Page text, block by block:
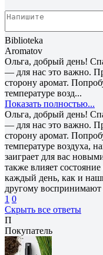
Biblioteka
Aromatov
Ольга, добрый день!
— для нас это важно.
сторону аромат.
температуре возд...
Показать полностью...
Ольга, добрый день!
— для нас это важно.
сторону аромат.
температуре воздуха,
заиграет для вас
также влияет
каждый день, как и
другому воспринимают
1 0
Скрыть все ответы
П
Покупатель